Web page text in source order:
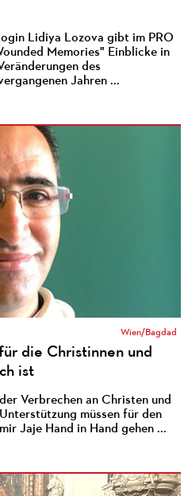
Lidiya Lozova gibt im PRO
Memories" Einblicke in
des
Jahren ...
Wien/Bagdad
die Christinnen und
ist
Verbrechen an Christen und
müssen für den
Jaje Hand in Hand gehen ...